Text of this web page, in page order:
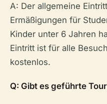
A: Der allgemeine
Ermäßigungen für
Kinder unter 6 Jahren
Eintritt ist für alle
kostenlos.
Q: Gibt es geführte